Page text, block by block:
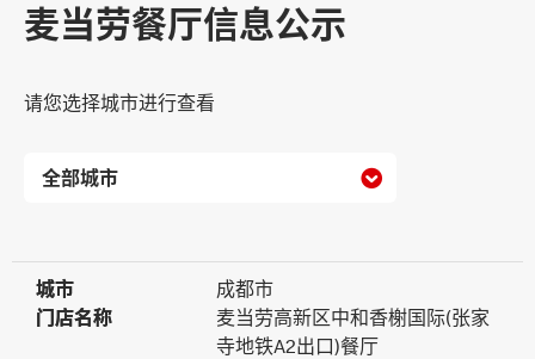
麦当劳餐厅信息公示
请您选择城市进行查看

城市
城市
成都市
门店名称
门店名称
麦当劳高新区中和香榭国际(张家
寺地铁A2出口)餐厅